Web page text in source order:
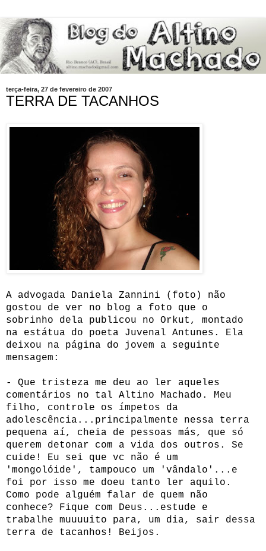
terça-feira, 27 de fevereiro de 2007
TERRA DE TACANHOS
A advogada Daniela Zannini (foto) não
gostou de ver no blog a foto que o
sobrinho dela publicou no Orkut, montado
na estátua do poeta Juvenal Antunes. Ela
deixou na página do jovem a seguinte
mensagem:
- Que tristeza me deu ao ler aqueles
comentários no tal Altino Machado. Meu
filho, controle os ímpetos da
adolescência...principalmente nessa terra
pequena aí, cheia de pessoas más, que só
querem detonar com a vida dos outros. Se
cuide! Eu sei que vc não é um
'mongolóide', tampouco um 'vândalo'...e
foi por isso me doeu tanto ler aquilo.
Como pode alguém falar de quem não
conhece? Fique com Deus...estude e
trabalhe muuuuito para, um dia, sair dessa
terra de tacanhos! Beijos.